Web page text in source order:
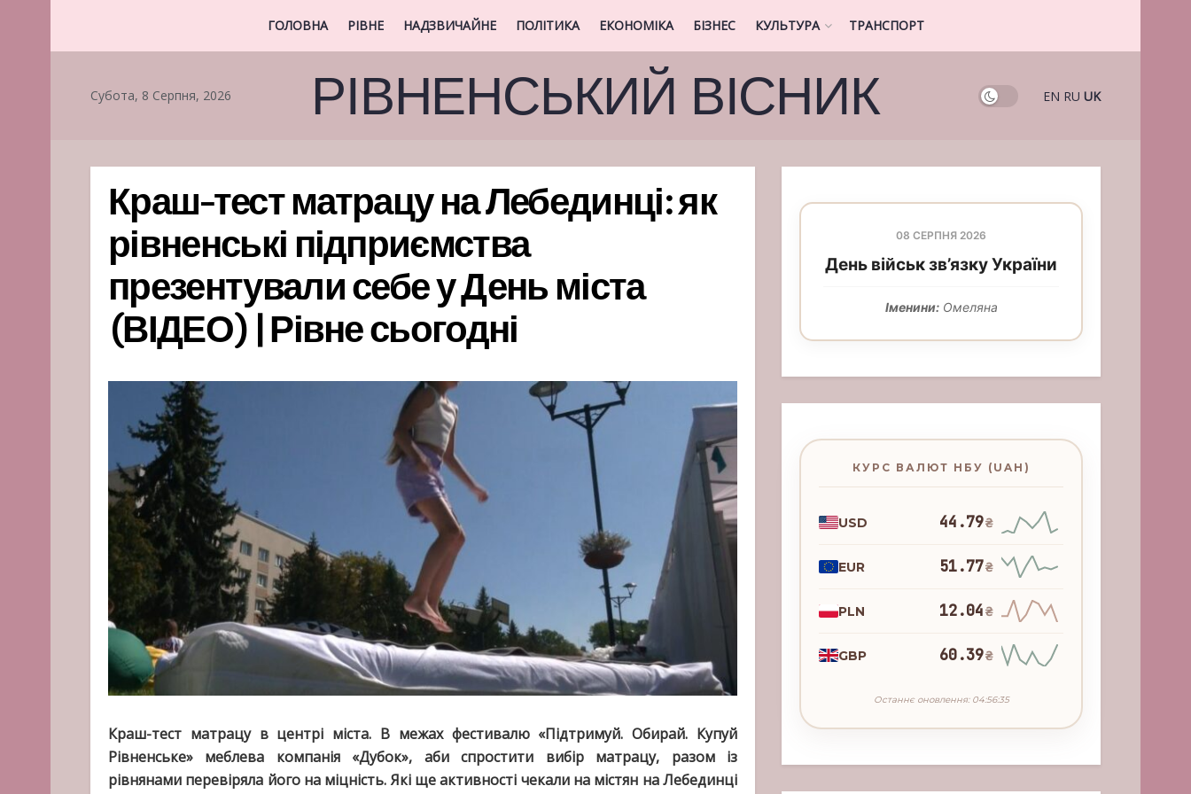
ГОЛОВНА РІВНЕ НАДЗВИЧАЙНЕ ПОЛІТИКА ЕКОНОМІКА БІЗНЕС КУЛЬТУРА ТРАНСПОРТ
Субота, 8 Серпня, 2026 РІВНЕНСЬКИЙ ВІСНИК EN RU UK
Краш-тест матрацу на Лебединці: як
рівненські підприємства
презентували себе у День міста
(ВІДЕО) | Рівне сьогодні
Краш-тест матрацу в центрі міста. В межах фестивалю «Підтримуй. Обирай. Купуй
Рівненське» меблева компанія «Дубок», аби спростити вибір матрацу, разом із
рівнянами перевіряла його на міцність. Які ще активності чекали на містян на Лебединці
08 СЕРПНЯ 2026
День військ зв’язку України
Іменини:Омеляна
КУРС ВАЛЮТ НБУ (UAH)
USD 44.79₴
EUR 51.77₴
PLN 12.04₴
GBP 60.39₴
Останнє оновлення: 04:56:35